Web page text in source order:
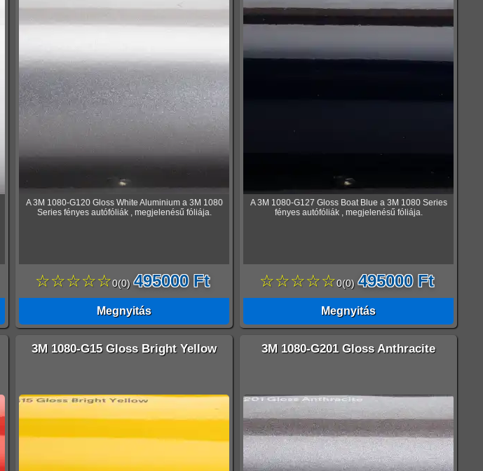
A 3M 1080-G120 Gloss White Aluminium a 3M 1080
Series fényes autófóliák , megjelenésű fóliája.
☆☆☆☆☆0(0) 495000 Ft
Megnyitás
A 3M 1080-G127 Gloss Boat Blue a 3M 1080 Series
fényes autófóliák , megjelenésű fóliája.
☆☆☆☆☆0(0) 495000 Ft
Megnyitás
3M 1080-G15 Gloss Bright Yellow 3M 1080-G201 Gloss Anthracite